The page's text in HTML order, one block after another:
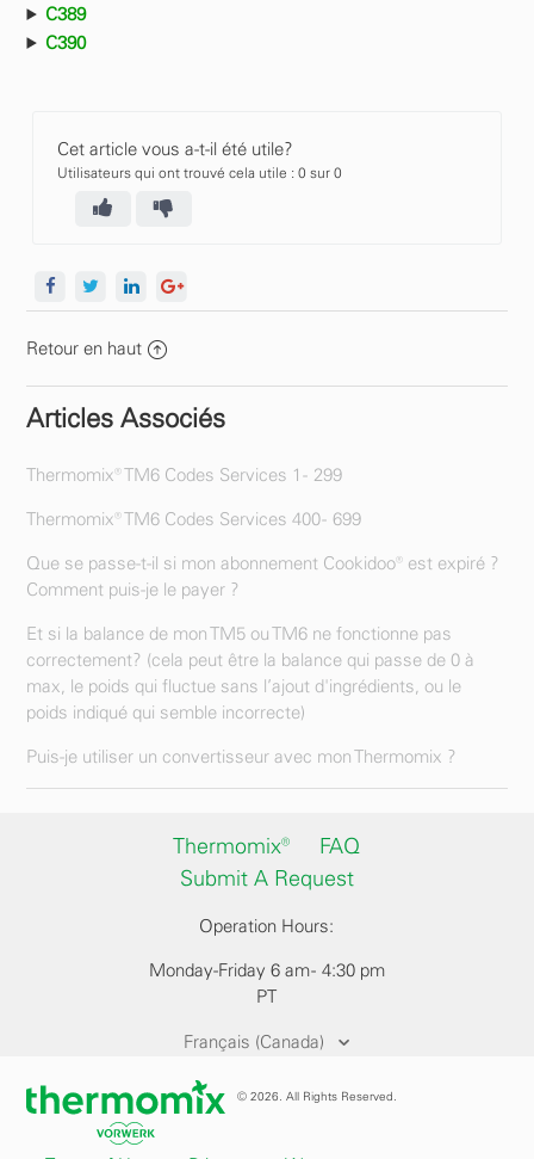
C389
C390
Cet article vous a-t-il été utile?
Utilisateurs qui ont trouvé cela utile : 0 sur 0
Retour en haut
Articles Associés
Thermomix® TM6 Codes Services 1 - 299
Thermomix® TM6 Codes Services 400 - 699
Que se passe-t-il si mon abonnement Cookidoo® est expiré ?
Comment puis-je le payer ?
Et si la balance de mon TM5 ou TM6 ne fonctionne pas
correctement? (cela peut être la balance qui passe de 0 à
max, le poids qui fluctue sans l’ajout d'ingrédients, ou le
poids indiqué qui semble incorrecte)
Puis-je utiliser un convertisseur avec mon Thermomix ?
Thermomix®
FAQ
Submit A Request
Operation Hours:
Monday-Friday 6 am - 4:30 pm
PT
Français (Canada)
© 2026. All Rights Reserved.